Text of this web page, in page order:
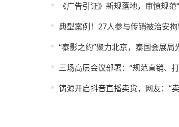
《广告引证》新规落地，审慎规
典型案例！27人参与传销被治安拘
“泰影之约”聚力北京，泰国会展局
三场高层会议部署：“规范直销、
铸源开启抖音直播卖货，网友：“